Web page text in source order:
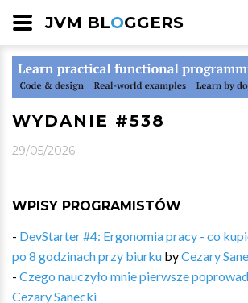
JVM BLOGGERS
WYDANIE #538
29/05/2026
WPISY PROGRAMISTÓW
- DevStarter #4: Ergonomia pracy - co
po 8 godzinach przy biurku byCezary
- Czego nauczyło mnie pierwsze
Cezary Sanecki